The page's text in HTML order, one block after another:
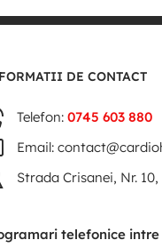
DE CONTACT
Telefon:0745 603 880
Email:
Strada Crisanei, Nr.
telefonice intre